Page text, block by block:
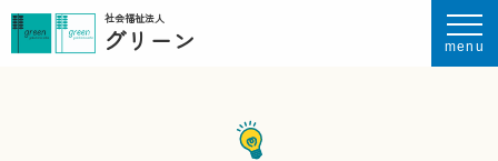
menu
社会福祉法人
グリーン